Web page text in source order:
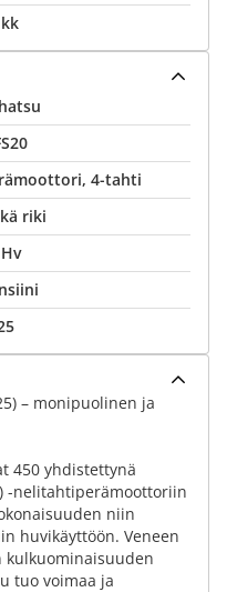
4-tahti
riki
– monipuolinen ja
450 yhdistettynä
-nelitahtiperämoottoriin
niin
huvikäyttöön. Veneen
kulkuominaisuuden
tuo voimaa ja